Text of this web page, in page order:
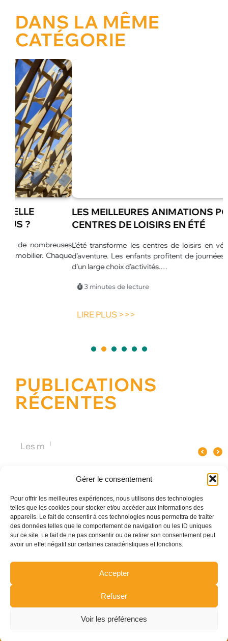
Gérer le consentement
Pour offrir les meilleures expériences, nous utilisons des technologies
telles que les cookies pour stocker et/ou accéder aux informations des
appareils. Le fait de consentir à ces technologies nous permettra de traiter
des données telles que le comportement de navigation ou les ID uniques
sur ce site. Le fait de ne pas consentir ou de retirer son consentement peut
avoir un effet négatif sur certaines caractéristiques et fonctions.
Accepter
Refuser
Voir les préférences
DANS LA MÊME
CATÉGORIE
LES MEILLEURES ANIMATIONS POUR
CENTRES DE LOISIRS EN ÉTÉ
L’été transforme les centres de loisirs en véritables espaces
d’aventure. Les enfants profitent de journées plus longues et
d’un large choix d’activités.…
3 minutes de lecture
LIRE PLUS >>>
PUBLICATIONS
RÉCENTES
Les meilleures anim
Quel spectacle original pour un
événement d’entreprise à Paris ?
Pourquoi le verre influence le goût
du champagne ?